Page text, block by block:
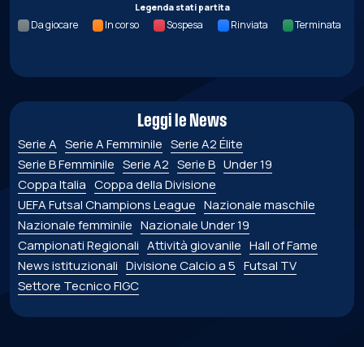
Legenda stati partita
Da giocare In corso Sospesa Rinviata Terminata
Leggi le News
Serie A Serie A Femminile Serie A2 Élite
Serie B Femminile Serie A2 Serie B Under 19
Coppa Italia Coppa della Divisione
UEFA Futsal Champions League Nazionale maschile
Nazionale femminile Nazionale Under 19
Campionati Regionali Attività giovanile Hall of Fame
News istituzionali Divisione Calcio a 5 Futsal TV
Settore Tecnico FIGC